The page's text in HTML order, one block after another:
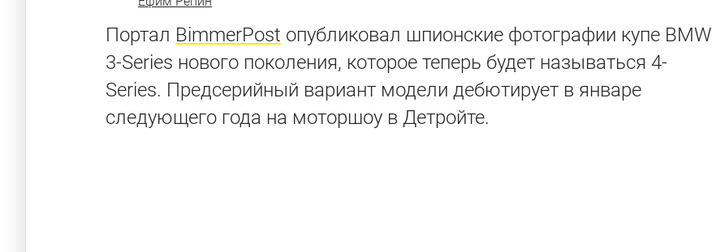
Портал BimmerPost опубликовал шпионские фотографии купе BMW
3-Series нового поколения, которое теперь будет называться 4-
Series. Предсерийный вариант модели дебютирует в январе
следующего года на моторшоу в Детройте.